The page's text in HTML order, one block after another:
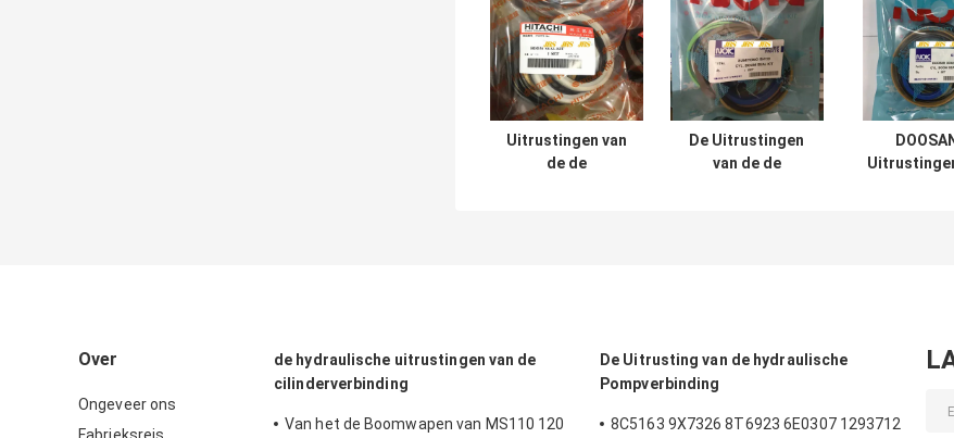
Uitrustingen van
de de
De Uitrustingen
van de de
Over
Ongeveer ons
de hydraulische uitrustingen van de
cilinderverbinding
Van het de Boomwapen van MS110 120
De Uitrusting van de hydraulische
Pompverbinding
8C5163 9X7326 8T6923 6E0307 1293712